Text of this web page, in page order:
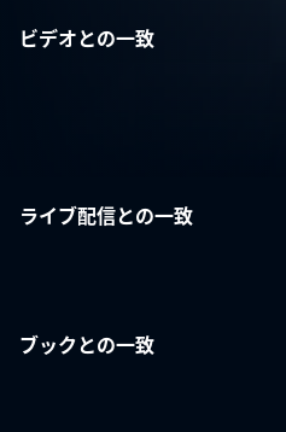
ビデオとの一致
ライブ配信との一致
ブックとの一致